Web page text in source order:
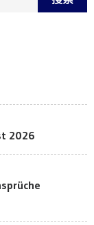
2026